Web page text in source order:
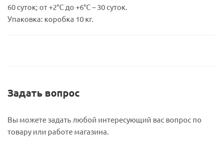
60 суток; от +2°С до +6°С – 30 суток.
Упаковка: коробка 10 кг.
Задать вопрос
Вы можете задать любой интересующий вас вопрос по
товару или работе магазина.